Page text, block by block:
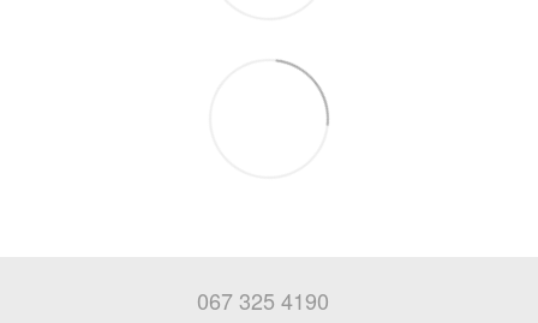
067 325 4190